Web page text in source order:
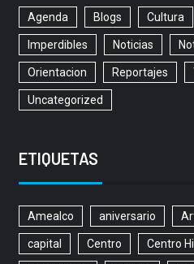
Agenda Blogs Cultura
Imperdibles Noticias
Orientacion Reportajes
Uncategorized
ETIQUETAS
Amealco aniversario
capital Centro Centro